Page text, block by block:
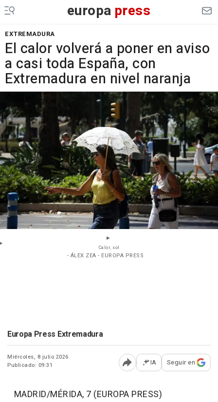
europa press
EXTREMADURA
El calor volverá a poner en aviso
a casi toda España, con
Extremadura en nivel naranja
Calor, sol
- ÁLEX ZEA - EUROPA PRESS
Europa Press Extremadura
Miércoles, 8 julio 2026
Publicado: 09:31
Abrir opciones para
IA Seguir en
MADRID/MÉRIDA, 7 (EUROPA PRESS)